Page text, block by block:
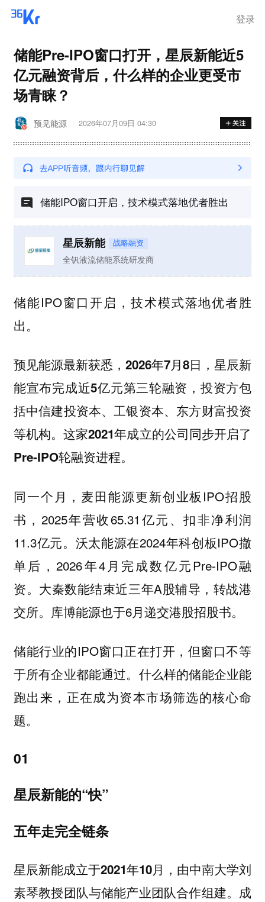
登录
储能Pre-IPO窗口打开，星辰新能近5
亿元融资背后，什么样的企业更受市
场青睐？
预见能源 2026年07月09日 04:30
储能IPO窗口开启，技术模式落地优者胜出
星辰新能 战略融资
全钒液流储能系统研发商
储能IPO窗口开启，技术模式落地优者胜
出。
预见能源最新获悉，2026年7月8日，星辰新
能宣布完成近5亿元第三轮融资，投资方包
括中信建投资本、工银资本、东方财富投资
等机构。这家2021年成立的公司同步开启了
Pre-IPO轮融资进程。
同一个月， 麦田能源更新创业板IPO招股
书，2025年营收65.31亿元、扣非净利润
11.3亿元。 沃太能源在2024年科创板IPO撤
单后，2026年4月完成数亿元Pre-IPO融
资。 大秦数能结束近三年A股辅导，转战港
交所。 库博能源也于6月递交港股招股书。
储能行业的IPO窗口正在打开，但窗口不等
于所有企业都能通过。什么样的储能企业能
跑出来，正在成为资本市场筛选的核心命
题。
01
星辰新能的“快”
五年走完全链条
星辰新能成立于2021年10月 ，由中南大学刘
素琴教授团队与储能产业团队合作组建。成